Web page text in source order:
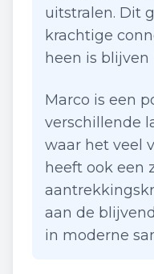
uitstralen. Dit
krachtige
heen is blijven
Marco is een
verschillende
waar het veel
heeft ook een
aan de
in moderne